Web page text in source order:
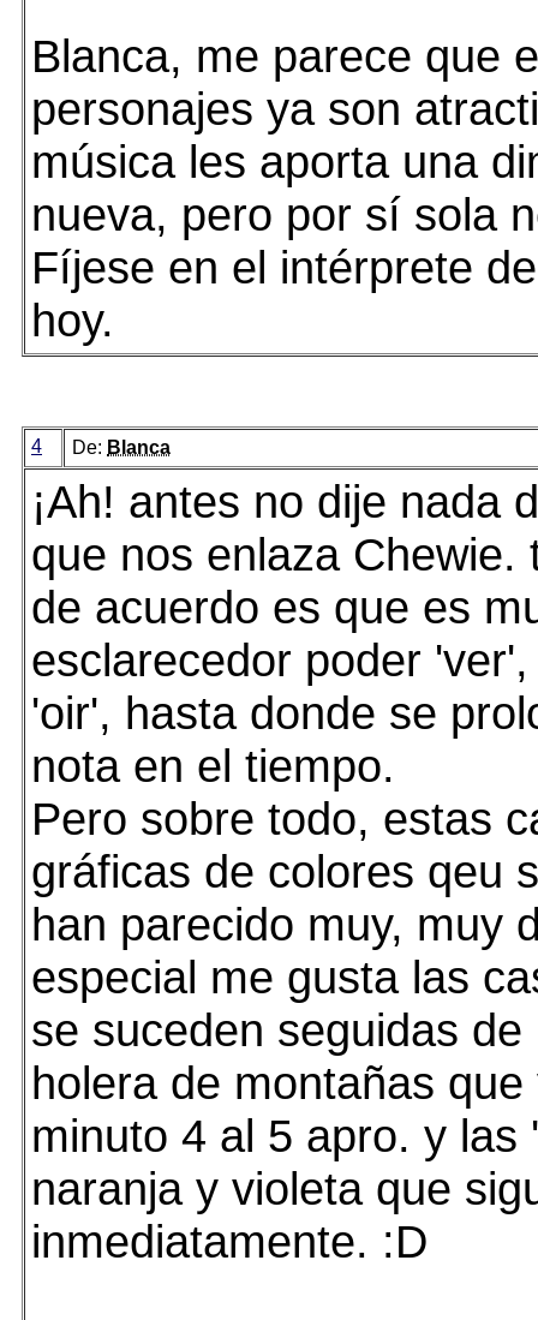
Blanca, me parece que
personajes ya son
música les aporta una
nueva, pero por sí sola
Fíjese en el intérprete
hoy.
4 De: Blanca
¡Ah! antes no dije nada
que nos enlaza Chewie.
de acuerdo es que es
esclarecedor poder
'oir', hasta donde se
nota en el tiempo.
Pero sobre todo, estas
gráficas de colores qeu
han parecido muy, muy
especial me gusta las
se suceden seguidas de
holera de montañas
minuto 4 al 5 apro. y las
naranja y violeta que
inmediatamente. :D